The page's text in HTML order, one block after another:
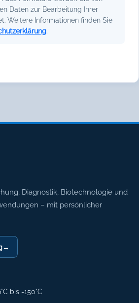
Daten zur Bearbeitung Ihrer
Weitere Informationen finden Sie
.
Diagnostik, Biotechnologie und
– mit persönlicher
→
bis -150°C